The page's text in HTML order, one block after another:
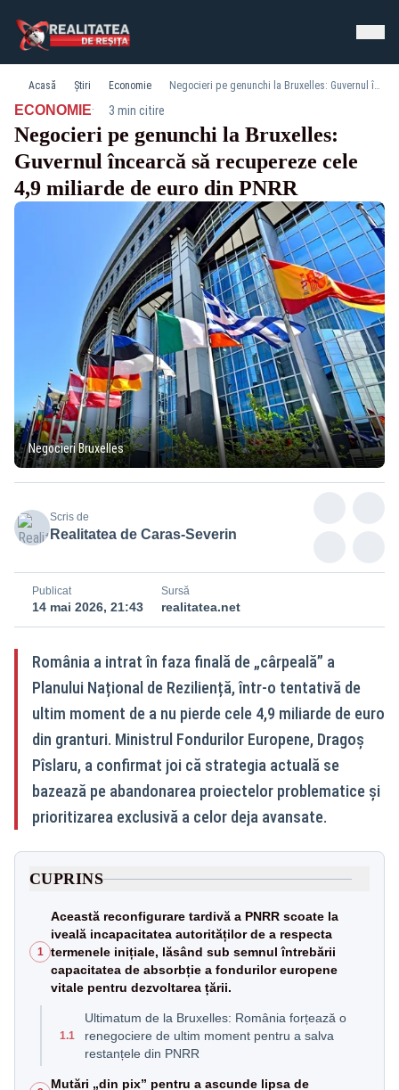
Acasă Știri Economie Negocieri pe genunchi la Bruxelles: Guvernul încearcă să recupereze cele 4,9 miliarde de euro din PNRR
ECONOMIE· 3 min citire
Negocieri pe genunchi la Bruxelles:
Guvernul încearcă să recupereze cele
4,9 miliarde de euro din PNRR
Negocieri Bruxelles
Scris de
Realitatea de Caras-Severin
Publicat
14 mai 2026, 21:43
Sursă
realitatea.net
România a intrat în faza finală de „cârpeală” a
Planului Național de Reziliență, într-o tentativă de
ultim moment de a nu pierde cele 4,9 miliarde de euro
din granturi. Ministrul Fondurilor Europene, Dragoș
Pîslaru, a confirmat joi că strategia actuală se
bazează pe abandonarea proiectelor problematice și
prioritizarea exclusivă a celor deja avansate.
CUPRINS
1
Această reconfigurare tardivă a PNRR scoate la
iveală incapacitatea autorităților de a respecta
termenele inițiale, lăsând sub semnul întrebării
capacitatea de absorbție a fondurilor europene
vitale pentru dezvoltarea țării.
1.1
Ultimatum de la Bruxelles: România forțează o
renegociere de ultim moment pentru a salva
restanțele din PNRR
Mutări „din pix” pentru a ascunde lipsa de